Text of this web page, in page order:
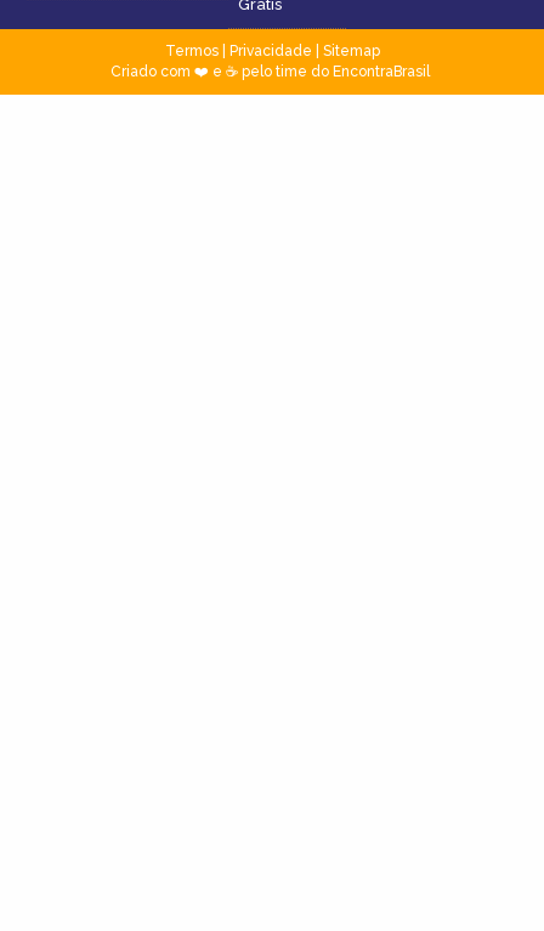
Grátis
Termos| Privacidade
Sitemap
Criado com ❤️ e ☕ pelo time do EncontraBrasil